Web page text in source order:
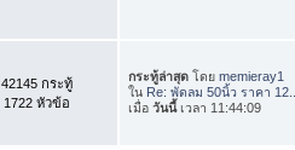
42145 กระทู้
1722 หัวข้อ
กระทู้ล่าสุด โดยmemieray1
ใน Re: พัดลม 50นิ้ว ราคา 12...
เมื่อวันนี้เวลา 11:44:09